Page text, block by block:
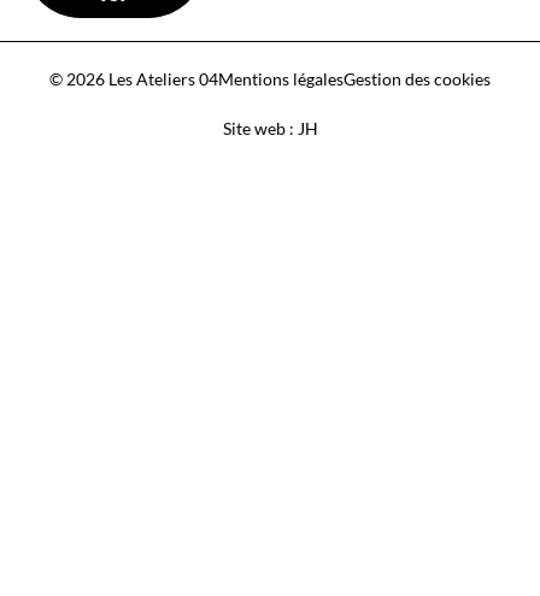
© 2026 Les Ateliers 04Mentions légalesGestion des cookies
Site web : JH